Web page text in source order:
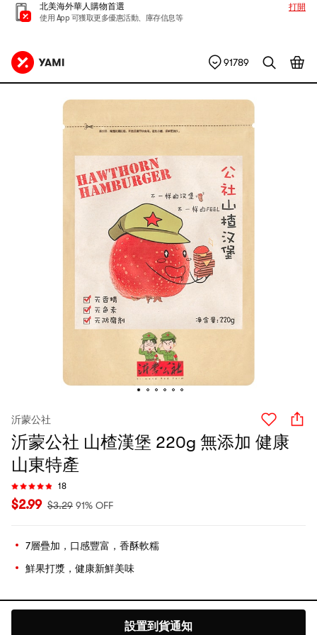
北美海外華人購物首選
使用 App 可獲取更多優惠活動、庫存信息等
打開
91789
沂蒙公社
沂蒙公社 山楂漢堡 220g 無添加 健康
山東特產
18
$2.99 $3.29 91% OFF
7層疊加，口感豐富，香酥軟糯
鮮果打漿，健康新鮮美味
設置到貨通知